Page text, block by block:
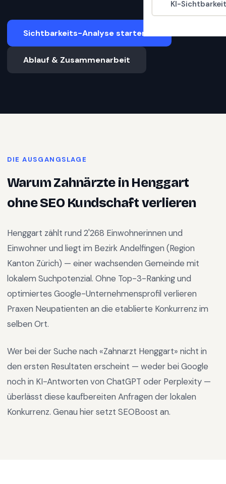
KI-
Sichtbarkeits-Analyse starten
Ablauf & Zusammenarbeit
DIE AUSGANGSLAGE
WarumZahnärzteinHenggart
ohne SEO Kundschaft verlieren
Henggart zählt rund 2'268 Einwohnerinnen und
Einwohner und liegt im Bezirk Andelfingen (Region
Kanton Zürich) — einer wachsenden Gemeinde mit
lokalem Suchpotenzial. Ohne Top-3-Ranking und
optimiertes Google-Unternehmensprofil verlieren
Praxen Neupatienten an die etablierte Konkurrenz im
selben Ort.
Wer bei der Suche nach «Zahnarzt Henggart» nicht in
den ersten Resultaten erscheint — weder bei Google
noch in KI-Antworten von ChatGPT oder Perplexity —
überlässt diese kaufbereiten Anfragen der lokalen
Konkurrenz. Genau hier setzt SEOBoost an.